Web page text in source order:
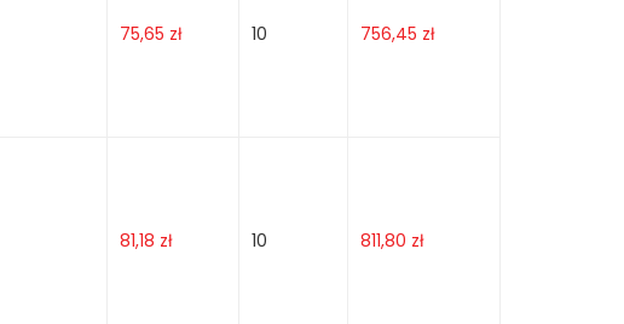
75,65 zł 10 756,45 zł
81,18 zł 10 811,80 zł